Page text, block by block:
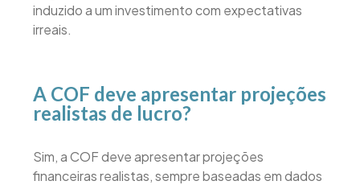
induzido a um investimento com expectativas
irreais.
A COF deve apresentar projeções
realistas de lucro?
Sim, a COF deve apresentar projeções
financeiras realistas, sempre baseadas em dados